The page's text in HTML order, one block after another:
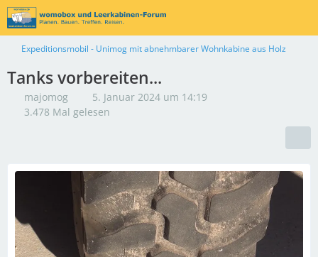
Expeditionsmobil - Unimog mit abnehmbarer Wohnkabine aus Holz
Tanks vorbereiten...
majomog
5. Januar 2024 um 14:19
3.478 Mal gelesen